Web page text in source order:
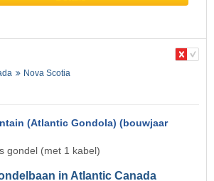
Nova Scotia
(Atlantic Gondola) (bouwjaar
gondel (met 1 kabel)
in Atlantic Canada